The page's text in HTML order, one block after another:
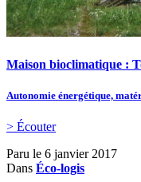
Maison bioclimatique :
Autonomie énergétique,
> Écouter
Paru le 6 janvier 2017
Dans Éco-logis